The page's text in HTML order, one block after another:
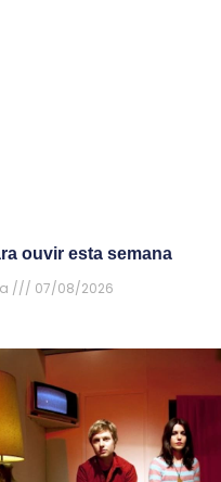
ouvir esta semana
07/08/2026